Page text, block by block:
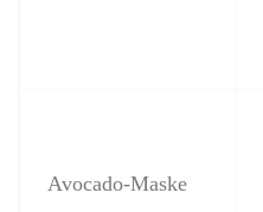
Avocado-Maske